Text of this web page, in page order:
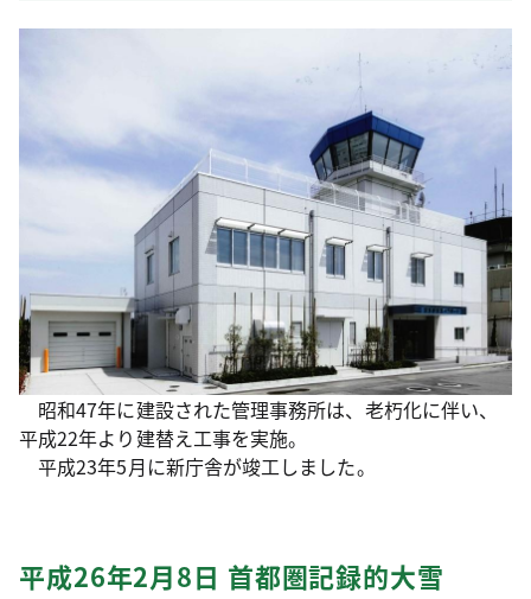
昭和47年に建設された管理事務所は、老朽化に伴い、
平成22年より建替え工事を実施。
平成23年5月に新庁舎が竣工しました。
平成26年2月8日 首都圏記録的大雪